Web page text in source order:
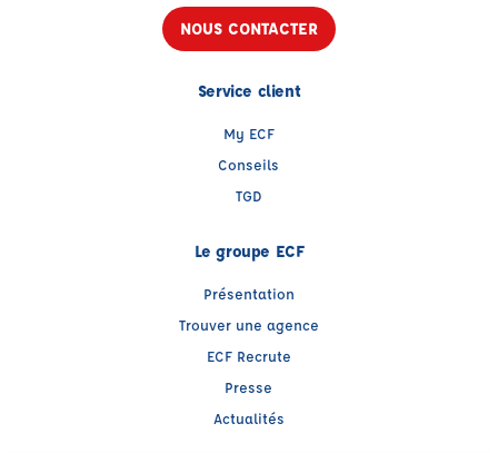
NOUS CONTACTER
Service client
My ECF
Conseils
TGD
Le groupe ECF
Présentation
Trouver une agence
ECF Recrute
Presse
Actualités